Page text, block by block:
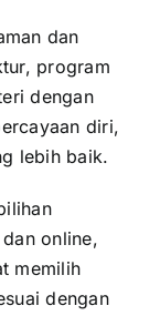
dan
program
dengan
diri,
lebih baik.
online,
memilih
dengan